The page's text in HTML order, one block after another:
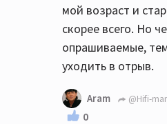
мой возраст и
скорее всего. Но
опрашиваемые,
уходить в отрыв.
Aram @Hifi-
0